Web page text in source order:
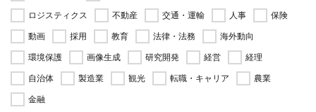
ロジスティクス
不動産 交通・運輸 人事
保険
動画
採用 教育 法律・法務
海外動向
環境保護
画像生成 研究開発 経営
経理
自治体
製造業 観光 転職・キャリア
農業
金融